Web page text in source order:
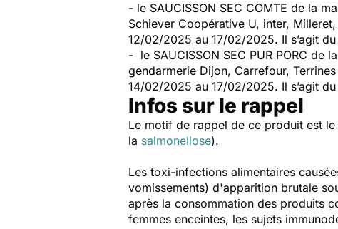
- le SAUCISSON SEC COMTE de la
Schiever Coopérative U, inter,
12/02/2025 au 17/02/2025. Il s’agit
- le SAUCISSON SEC PUR PORC de
gendarmerie Dijon, Carrefour,
14/02/2025 au 17/02/2025. Il s’agit
Infos sur le rappel
Le motif de rappel de ce produit est
la salmonellose).
Les toxi-infections alimentaires
vomissements) d'apparition brutale
après la consommation des produits
femmes enceintes, les sujets